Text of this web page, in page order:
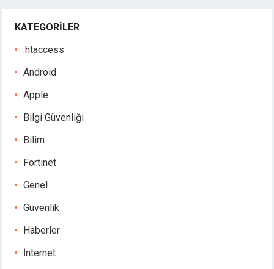
KATEGORILER
.htaccess
Android
Apple
Bilgi Güvenliği
Bilim
Fortinet
Genel
Güvenlik
Haberler
İnternet